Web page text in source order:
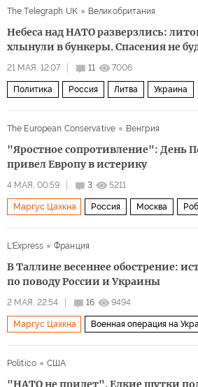
The Telegraph UK
Великобритания
Небеса над НАТО разверзлись:
хлынули в бункеры. Спасения не
21 МАЯ, 12:07 11 7006
Политика Россия Литва Украина
The European Conservative Венгрия
"Яростное сопротивление": День
привел Европу в истерику
4 МАЯ, 00:59 3 5211
Маргус Цахкна Россия Москва
L'Express
Франция
В Таллине весеннее обострение:
по поводу России и Украины
2 МАЯ, 22:54 16 9494
Маргус Цахкна Военная операция на
Politico США
"НАТО не придет". Едкие шутки